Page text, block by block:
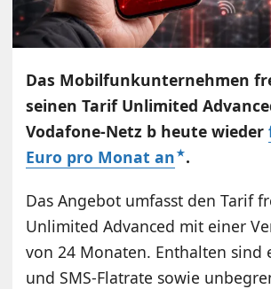
Das Mobilfunkunternehmen
seinen Tarif Unlimited
Vodafone-Netz b heute wieder
Euro pro Monat an .
Das Angebot umfasst den Tarif
Unlimited Advanced mit einer
von 24 Monaten. Enthalten sind
und SMS-Flatrate sowie